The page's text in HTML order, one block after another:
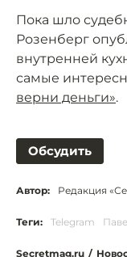
Пока шло
Розенберг
внутренней
самые
верни деньги».
Обсудить
Автор: Редакция
Теги: Telegram
Secretmag.ru /